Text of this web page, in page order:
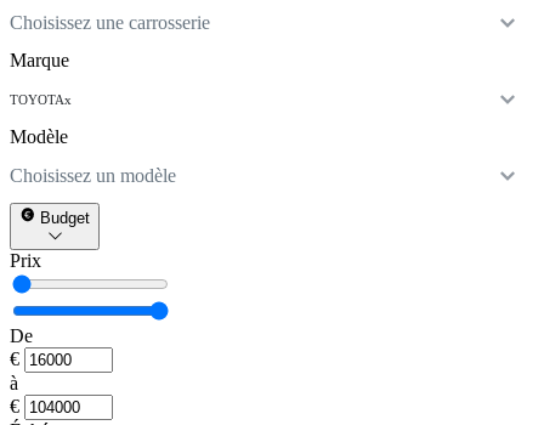
Choisissez une carrosserie
Marque
TOYOTAx
Modèle
Choisissez un modèle
Budget
Prix
De
€
à
€